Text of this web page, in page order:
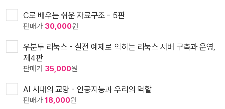
C로 배우는 쉬운 자료구조 - 5판
판매가 30,000원
우분투 리눅스 - 실전 예제로 익히는 리눅스 서버 구축과 운영,
제4판
판매가 35,000원
AI 시대의 교양 - 인공지능과 우리의 역할
판매가 18,000원